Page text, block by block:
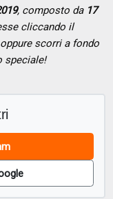
, composto da 17
cliccando il
scorri a fondo
speciale!